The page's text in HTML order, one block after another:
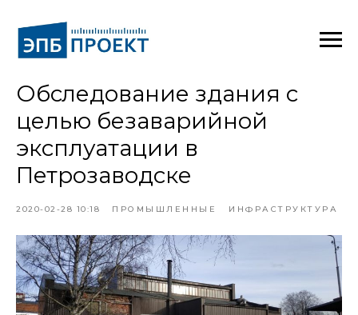
Обследование здания с
целью безаварийной
эксплуатации в
Петрозаводске
2020-02-28 10:18 ПРОМЫШЛЕННЫЕ ИНФРАСТРУКТУРА